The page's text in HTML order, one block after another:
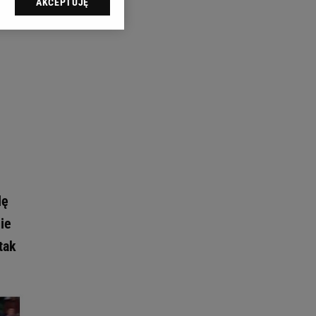
sp. z o.o., jej
swoje preferencje
celów identyfikacji.
reklam i treści,